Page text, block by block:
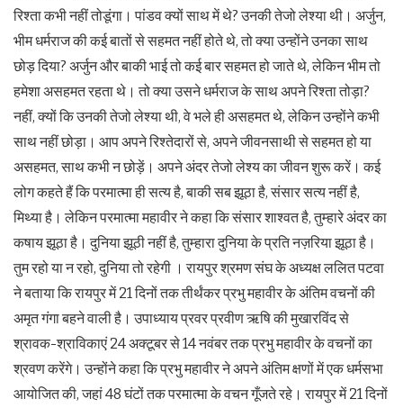
रिश्ता कभी नहीं तोडूंगा। पांडव क्यों साथ में थे? उनकी तेजो लेश्या थी। अर्जुन,
भीम धर्मराज की कई बातों से सहमत नहीं होते थे, तो क्या उन्होंने उनका साथ
छोड़ दिया? अर्जुन और बाकी भाई तो कई बार सहमत हो जाते थे, लेकिन भीम तो
हमेशा असहमत रहता थे। तो क्या उसने धर्मराज के साथ अपने रिश्ता तोड़ा?
नहीं, क्यों कि उनकी तेजो लेश्या थी, वे भले ही असहमत थे, लेकिन उन्होंने कभी
साथ नहीं छोड़ा। आप अपने रिश्तेदारों से, अपने जीवनसाथी से सहमत हो या
असहमत, साथ कभी न छोड़ें। अपने अंदर तेजो लेश्य का जीवन शुरू करें। कई
लोग कहते हैं कि परमात्मा ही सत्य है, बाकी सब झूठा है, संसार सत्य नहीं है,
मिथ्या है। लेकिन परमात्मा महावीर ने कहा कि संसार शाश्वत है, तुम्हारे अंदर का
कषाय झूठा है। दुनिया झूठी नहीं है, तुम्हारा दुनिया के प्रति नज़रिया झूठा है।
तुम रहो या न रहो, दुनिया तो रहेगी । रायपुर श्रमण संघ के अध्यक्ष ललित पटवा
ने बताया कि रायपुर में 21 दिनों तक तीर्थंकर प्रभु महावीर के अंतिम वचनों की
अमृत गंगा बहने वाली है। उपाध्याय प्रवर प्रवीण ऋषि की मुखारविंद से
श्रावक-श्राविकाएं 24 अक्टूबर से 14 नवंबर तक प्रभु महावीर के वचनों का
श्रवण करेंगे। उन्होंने कहा कि प्रभु महावीर ने अपने अंतिम क्षणों में एक धर्मसभा
आयोजित की, जहां 48 घंटों तक परमात्मा के वचन गूँजते रहे। रायपुर में 21 दिनों